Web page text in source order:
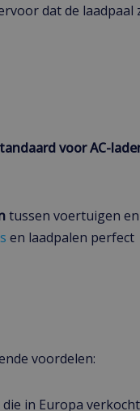
dat de laadpaal
voor AC-
tussen voertuigen en
en laadpalen perfect
voordelen:
in Europa verkocht